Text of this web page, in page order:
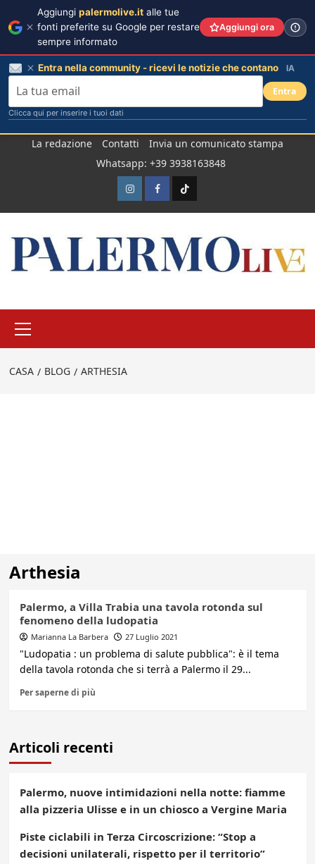
La redazione Contatti
Invia un comunicato stampa
Whatsapp: +39 3938163848
InstagramFacebook
TikTok
principale
CASA BLOG ARTHESIA
Arthesia
Palermo, a Villa Trabia una tavola rotonda sul
fenomeno della ludopatia
Marianna La Barbera 27 Luglio 2021
"Ludopatia : un problema di salute pubblica": è il tema
della tavola rotonda che si terrà a Palermo il 29...
Per saperne di più
Articoli recenti
Palermo, nuove intimidazioni nella notte: fiamme
alla pizzeria Ulisse e in un chiosco a Vergine Maria
Piste ciclabili in Terza Circoscrizione: “Stop a
decisioni unilaterali, rispetto per il territorio”
Aggiungi palermolive.it alle tue
fonti preferite su Google per restare
sempre informato
Aggiungi ora
Entra nella community - ricevi le notizie che contano IA
Entra
Clicca qui per inserire i tuoi dati